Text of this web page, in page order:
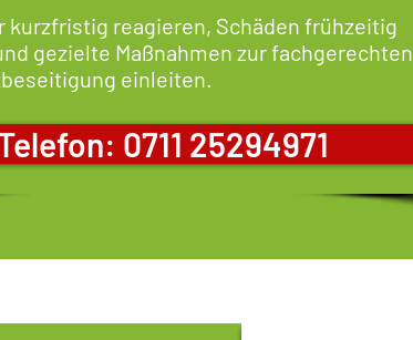
kurzfristig reagieren, Schäden frühzeitig
gezielte Maßnahmen zur fachgerechten
einleiten.
0711 25294971